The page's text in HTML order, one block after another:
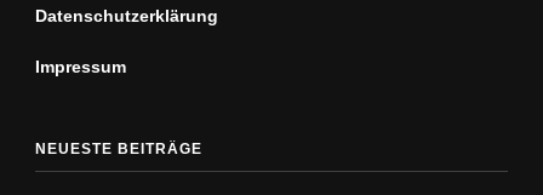
Datenschutz­erklärung
Impressum
NEUESTE BEITRÄGE